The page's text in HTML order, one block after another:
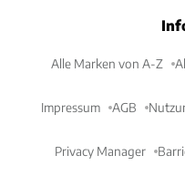
Alle Marken von A-Z
Impressum AGB
Privacy Manager